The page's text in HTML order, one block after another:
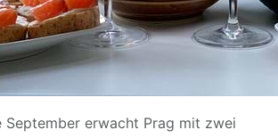
September erwacht Prag mit zwei